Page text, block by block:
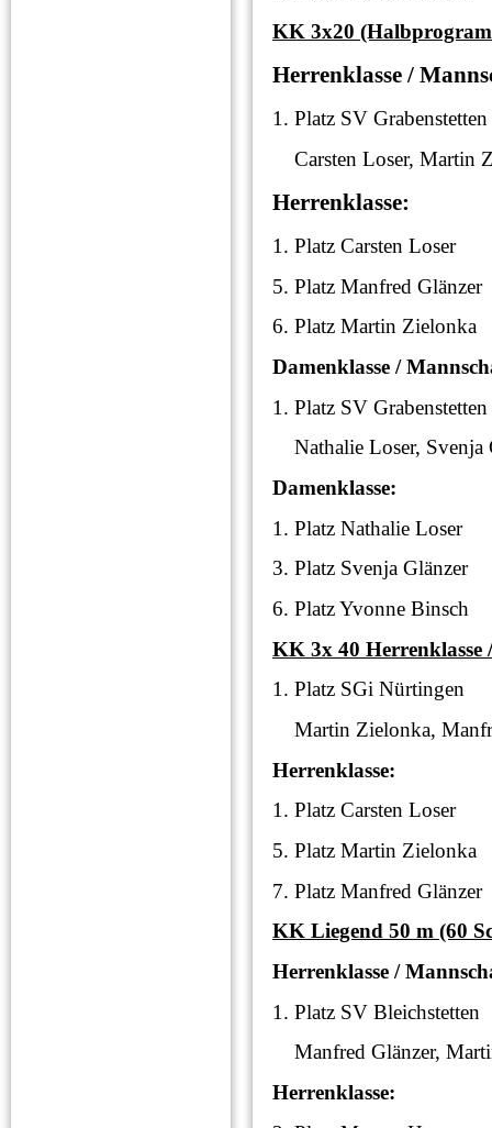
KK 3x20
Herrenklasse /
1. Platz SV
Carsten Loser, Martin
Herrenklasse:
1. Platz Carsten
5. Platz Manfred
6. Platz Martin
Damenklasse /
1. Platz SV
Nathalie Loser, Svenja
Damenklasse:
1. Platz Nathalie
3. Platz Svenja
6. Platz Yvonne
KK 3x 40 Herrenklasse
1. Platz SGi
Martin Zielonka,
Herrenklasse:
1. Platz Carsten
5. Platz Martin
7. Platz Manfred
KK Liegend 50 m (60
Herrenklasse /
1. Platz SV
Manfred Glänzer,
Herrenklasse: